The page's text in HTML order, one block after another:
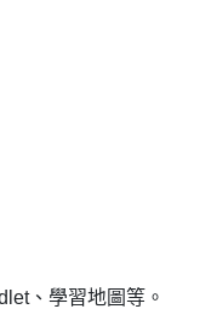
、學習地圖等。